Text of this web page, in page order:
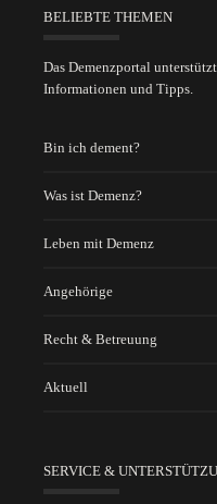
BELIEBTE THEMEN
Das Demenzportal
Informationen und Tipps.
Bin ich dement?
Was ist Demenz?
Leben mit Demenz
Angehörige
Recht & Betreuung
Aktuell
SERVICE &